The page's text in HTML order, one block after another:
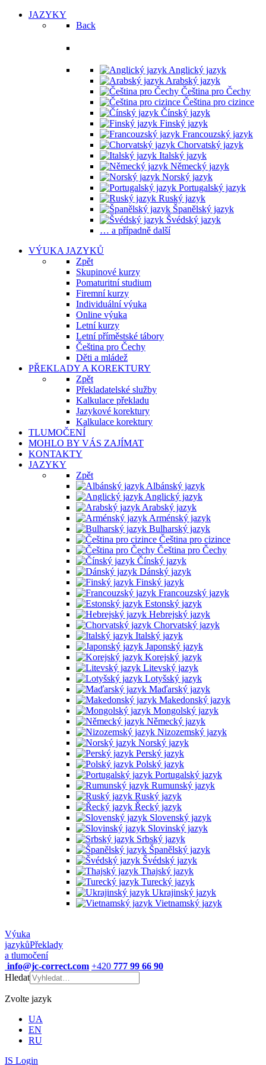
JAZYKY
Back
Anglický jazyk
Arabský jazyk
Čeština pro Čechy
Čeština pro cizince
Čínský jazyk
Finský jazyk
Francouzský jazyk
Chorvatský jazyk
Italský jazyk
Německý jazyk
Norský jazyk
Portugalský jazyk
Ruský jazyk
Španělský jazyk
Švédský jazyk
… a případně další
VÝUKA JAZYKŮ
Zpět
Skupinové kurzy
Pomaturitní studium
Firemní kurzy
Individuální výuka
Online výuka
Letní kurzy
Letní příměstské tábory
Čeština pro Čechy
Děti a mládež
PŘEKLADY A KOREKTURY
Zpět
Překladatelské služby
Kalkulace překladu
Jazykové korektury
Kalkulace korektury
TLUMOČENÍ
MOHLO BY VÁS ZAJÍMAT
KONTAKTY
JAZYKY
Zpět
Albánský jazyk
Anglický jazyk
Arabský jazyk
Arménský jazyk
Bulharský jazyk
Čeština pro cizince
Čeština pro Čechy
Čínský jazyk
Dánský jazyk
Finský jazyk
Francouzský jazyk
Estonský jazyk
Hebrejský jazyk
Chorvatský jazyk
Italský jazyk
Japonský jazyk
Korejský jazyk
Litevský jazyk
Lotyšský jazyk
Maďarský jazyk
Makedonský jazyk
Mongolský jazyk
Německý jazyk
Nizozemský jazyk
Norský jazyk
Perský jazyk
Polský jazyk
Portugalský jazyk
Rumunský jazyk
Ruský jazyk
Řecký jazyk
Slovenský jazyk
Slovinský jazyk
Srbský jazyk
Španělský jazyk
Švédský jazyk
Thajský jazyk
Turecký jazyk
Ukrajinský jazyk
Vietnamský jazyk
Výuka
jazykůPřeklady
a tlumočení
info@jc-correct.com +420 777 99 66 90
Hledat
Zvolte jazyk
UA
EN
RU
IS Login